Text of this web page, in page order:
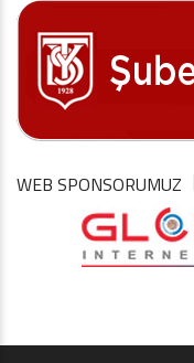
WEB SPONSORUMUZ